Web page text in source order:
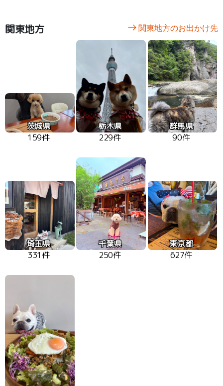
関東地方 関東地方のお出かけ先
茨城県
159件
栃木県
229件
群馬県
90件
埼玉県
331件
千葉県
250件
東京都
627件